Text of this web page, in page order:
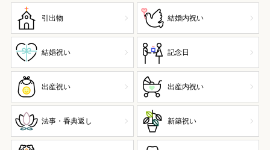
引出物 結婚内祝い
結婚祝い 記念日
出産祝い 出産内祝い
法事・香典返し 新築祝い